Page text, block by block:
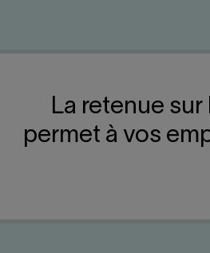
La retenue
permet à vos